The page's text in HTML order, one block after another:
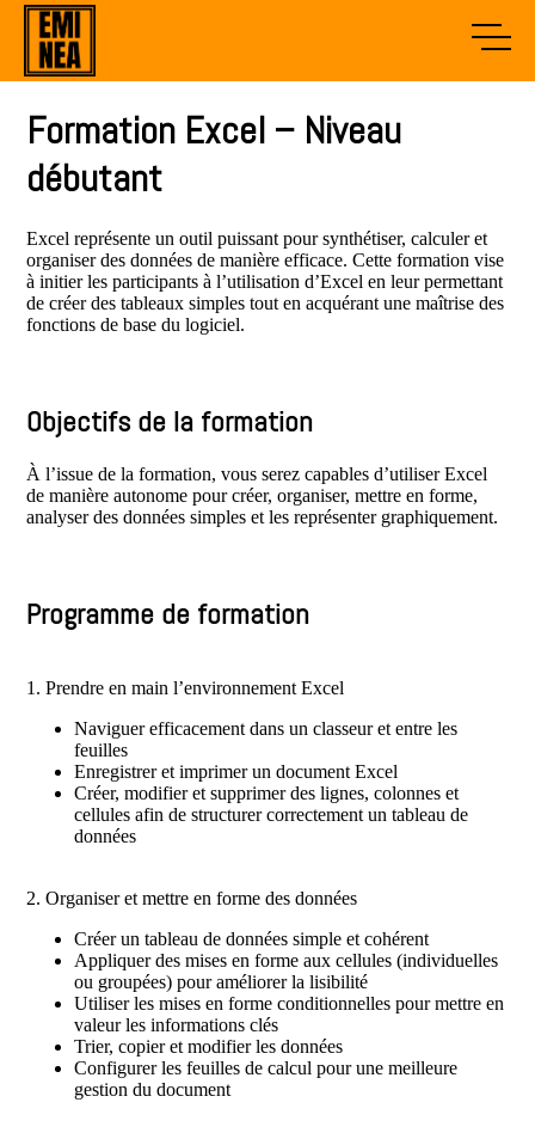
Formation Excel – Niveau
débutant
Excel représente un outil puissant pour synthétiser, calculer et
organiser des données de manière efficace. Cette formation vise
à initier les participants à l’utilisation d’Excel en leur permettant
de créer des tableaux simples tout en acquérant une maîtrise des
fonctions de base du logiciel.
Objectifs de la formation
À l’issue de la formation, vous serez capables d’utiliser Excel
de manière autonome pour créer, organiser, mettre en forme,
analyser des données simples et les représenter graphiquement.
Programme de formation
1. Prendre en main l’environnement Excel
Naviguer efficacement dans un classeur et entre les
feuilles
Enregistrer et imprimer un document Excel
Créer, modifier et supprimer des lignes, colonnes et
cellules afin de structurer correctement un tableau de
données
2. Organiser et mettre en forme des données
Créer un tableau de données simple et cohérent
Appliquer des mises en forme aux cellules (individuelles
ou groupées) pour améliorer la lisibilité
Utiliser les mises en forme conditionnelles pour mettre en
valeur les informations clés
Trier, copier et modifier les données
Configurer les feuilles de calcul pour une meilleure
gestion du document